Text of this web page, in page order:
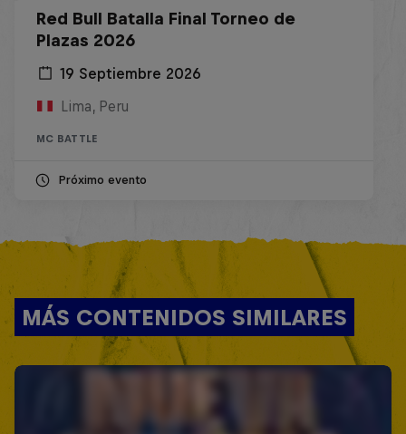
Red Bull Batalla Final Torneo de
Plazas 2026
19 Septiembre 2026
Lima, Peru
MC BATTLE
Próximo evento
MÁS CONTENIDOS SIMILARES